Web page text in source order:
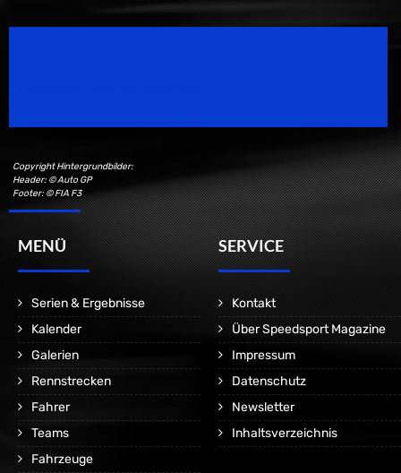
Copyright Hintergrundbilder:
Header: © Auto GP
Footer: © FIA F3
MENÜ
Serien & Ergebnisse
Kalender
Galerien
Rennstrecken
Fahrer
Teams
Fahrzeuge
SERVICE
Kontakt
Über Speedsport Magazine
Impressum
Datenschutz
Newsletter
Inhaltsverzeichnis